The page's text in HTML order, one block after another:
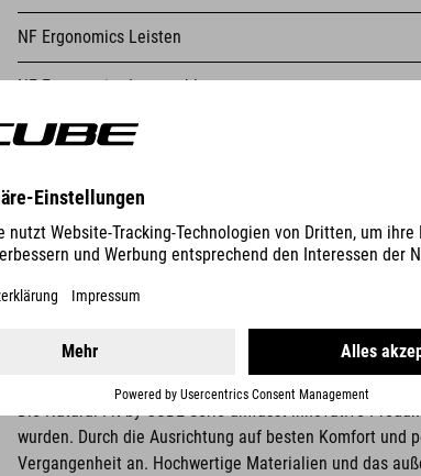
NF Ergonomics Leisten
NF Ergonomics Innensohle
Knöchelschutz
verstärkte Zehenkappe
Einstiegshilfe
NATURAL FIT
Die Natural Fit by CUBE Serie umfasst innovative
wurden. Durch die Ausrichtung auf besten Komfort
Vergangenheit an. Hochwertige Materialien und das